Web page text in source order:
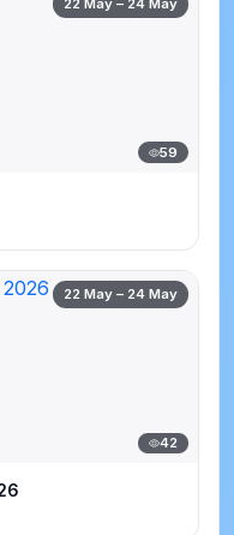
22 May – 24 May
59
22 May – 24 May
42